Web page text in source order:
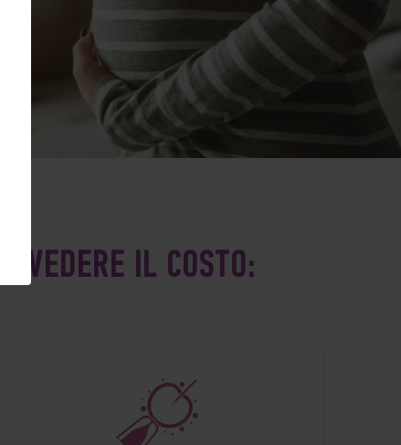
VEDERE IL COSTO: